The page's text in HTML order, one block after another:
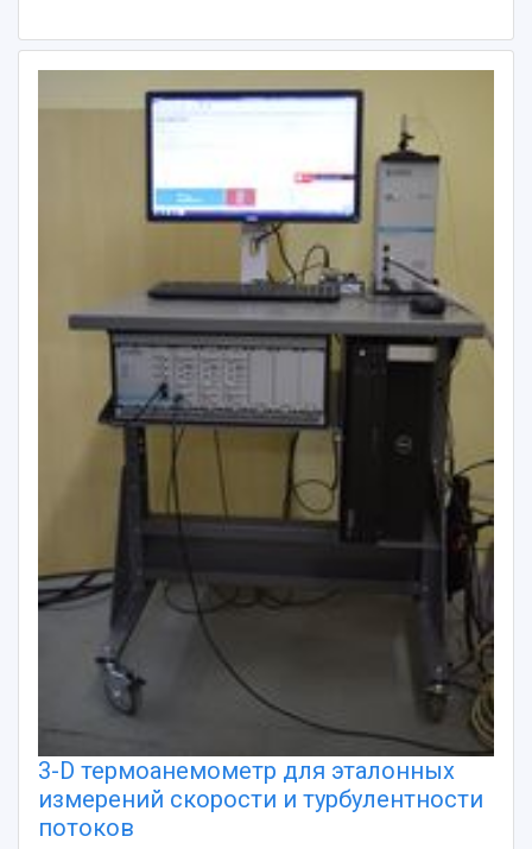
3-D термоанемометр для эталонных
измерений скорости и турбулентности
потоков